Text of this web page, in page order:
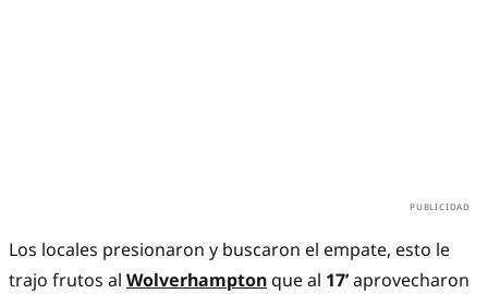
Los locales presionaron y buscaron el empate, esto le
trajo frutos al Wolverhamptonque al 17’aprovecharon